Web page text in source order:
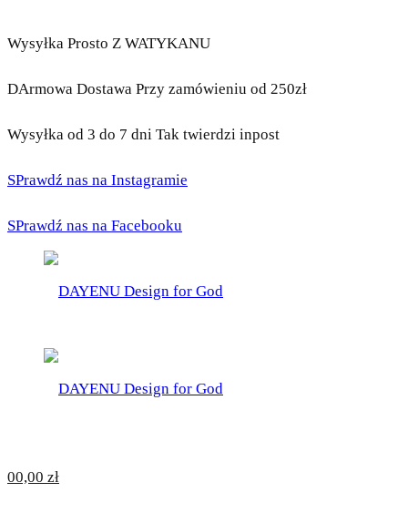
Wysyłka Prosto Z WATYKANU
DArmowa Dostawa Przy zamówieniu od 250zł
Wysyłka od 3 do 7 dni Tak twierdzi inpost
SPrawdź nas na Instagramie
SPrawdź nas na Facebooku
DAYENU
00,00 zł